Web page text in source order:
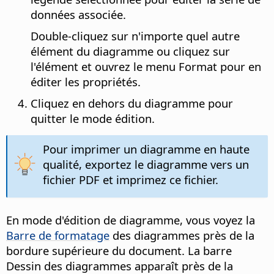
données associée.
Double-cliquez sur n'importe quel autre
élément du diagramme ou cliquez sur
l'élément et ouvrez le menu Format pour en
éditer les propriétés.
Cliquez en dehors du diagramme pour
quitter le mode édition.
Pour imprimer un diagramme en haute
qualité, exportez le diagramme vers un
fichier PDF et imprimez ce fichier.
En mode d'édition de diagramme, vous voyez la
Barre de formatage des diagrammes près de la
bordure supérieure du document. La barre
Dessin des diagrammes apparaît près de la